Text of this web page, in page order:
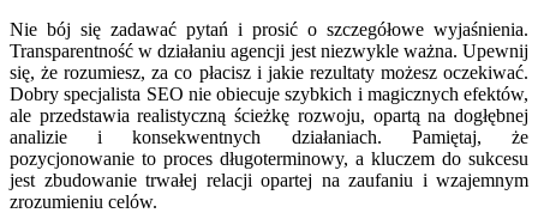
Nie bój się zadawać pytań i prosić o szczegółowe wyjaśnienia.
Transparentność w działaniu agencji jest niezwykle ważna. Upewnij
się, że rozumiesz, za co płacisz i jakie rezultaty możesz oczekiwać.
Dobry specjalista SEO nie obiecuje szybkich i magicznych efektów,
ale przedstawia realistyczną ścieżkę rozwoju, opartą na dogłębnej
analizie i konsekwentnych działaniach. Pamiętaj, że
pozycjonowanie to proces długoterminowy, a kluczem do sukcesu
jest zbudowanie trwałej relacji opartej na zaufaniu i wzajemnym
zrozumieniu celów.